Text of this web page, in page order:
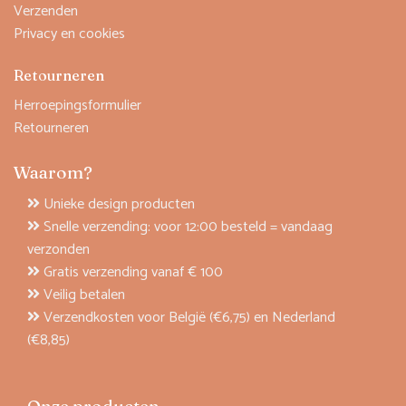
Verzenden
Privacy en cookies
Retourneren
Herroepingsformulier
Retourneren
Waarom?
Unieke design producten
Snelle verzending: voor 12:00 besteld = vandaag
verzonden
Gratis verzending vanaf € 100
Veilig betalen
Verzendkosten voor België (€6,75) en Nederland
(€8,85)